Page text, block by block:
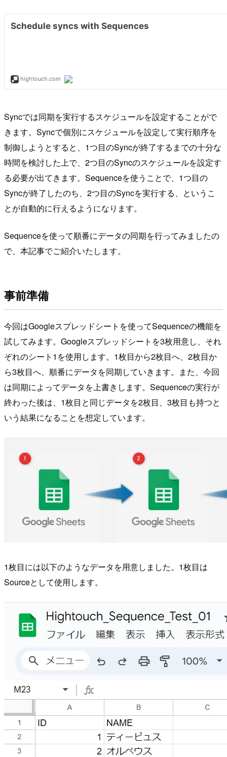
Syncでは同期を実行するスケジュールを設定することがで
きます。Syncで個別にスケジュールを設定して実行順序を
制御しようとすると、1つ目のSyncが終了するまでの十分な
時間を検討した上で、2つ目のSyncのスケジュールを設定す
る必要が出てきます。Sequenceを使うことで、1つ目の
Syncが終了したのち、2つ目のSyncを実行する、というこ
とが自動的に行えるようになります。
Sequenceを使って順番にデータの同期を行ってみましたの
で、本記事でご紹介いたします。
事前準備
今回はGoogleスプレッドシートを使ってSequenceの機能を
試してみます。Googleスプレッドシートを3枚用意し、それ
ぞれのシート1を使用します。1枚目から2枚目へ、2枚目か
ら3枚目へ、順番にデータを同期していきます。また、今回
は同期によってデータを上書きします。Sequenceの実行が
終わった後は、1枚目と同じデータを2枚目、3枚目も持つと
いう結果になることを想定しています。
1枚目には以下のようなデータを用意しました。1枚目は
Sourceとして使用します。